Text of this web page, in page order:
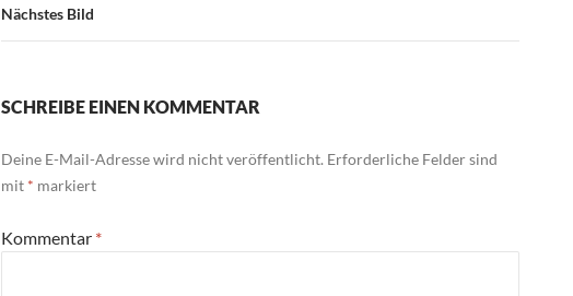
Nächstes Bild
SCHREIBE EINEN KOMMENTAR
Deine E-Mail-Adresse wird nicht veröffentlicht. Erforderliche Felder sind
mit * markiert
Kommentar *